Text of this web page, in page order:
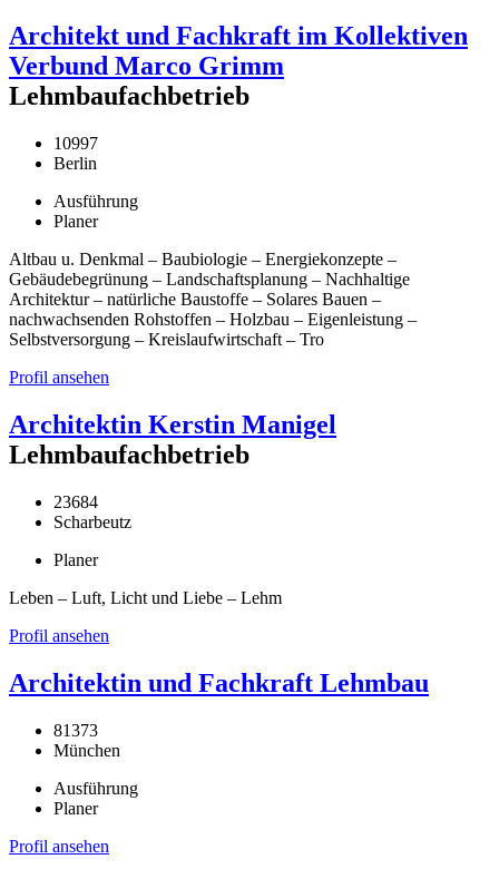
Architekt und Fachkraft im Kollektiven
Verbund Marco Grimm
Lehmbaufachbetrieb
10997
Berlin
Ausführung
Planer
Altbau u. Denkmal – Baubiologie – Energiekonzepte –
Gebäudebegrünung – Landschaftsplanung – Nachhaltige
Architektur – natürliche Baustoffe – Solares Bauen –
nachwachsenden Rohstoffen – Holzbau – Eigenleistung –
Selbstversorgung – Kreislaufwirtschaft – Tro
Profil ansehen
Architektin Kerstin Manigel
Lehmbaufachbetrieb
23684
Scharbeutz
Planer
Leben – Luft, Licht und Liebe – Lehm
Profil ansehen
Architektin und Fachkraft Lehmbau
81373
München
Ausführung
Planer
Profil ansehen